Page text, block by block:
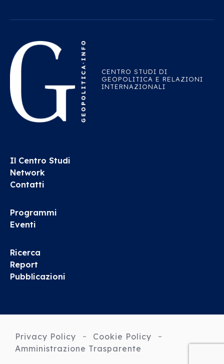
CENTRO STUDI DI
GEOPOLITICA E RELAZIONI
INTERNAZIONALI
Il Centro Studi
Network
Contatti
Programmi
Eventi
Ricerca
Report
Pubblicazioni
Privacy Policy
Cookie Policy
Amministrazione Trasparente